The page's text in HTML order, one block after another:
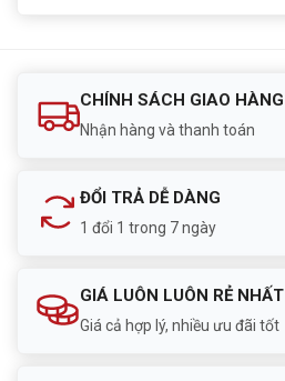
CHÍNH SÁCH GIAO HÀNG
Nhận hàng và thanh toán
ĐỔI TRẢ DỄ DÀNG
1 đổi 1 trong 7 ngày
GIÁ LUÔN LUÔN RẺ NHẤT
Giá cả hợp lý, nhiều ưu đãi tốt